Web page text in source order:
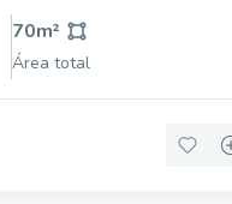
70m²
Área total